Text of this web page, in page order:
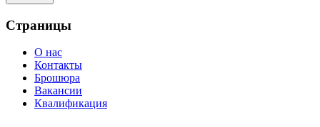
Cтраницы
О нас
Контакты
Брошюра
Вакансии
Квалификация